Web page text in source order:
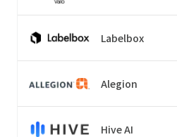
Labelbox
Alegion
Hive AI